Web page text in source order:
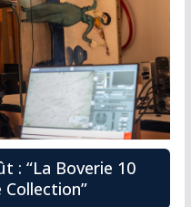
: “La Boverie 10
Collection”